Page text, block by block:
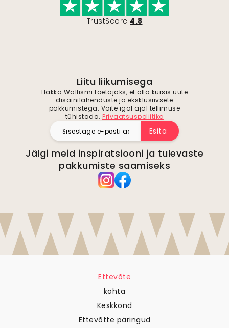
TrustScore 4.8
Liitu liikumisega
Hakka Wallismi toetajaks, et olla kursis uute
disainilahenduste ja eksklusiivsete
pakkumistega. Võite igal ajal tellimuse
tühistada. Privaatsuspoliitika
Esita
Jälgi meid inspiratsiooni ja tulevaste
pakkumiste saamiseks
Ettevõte
kohta
Keskkond
Ettevõtte päringud